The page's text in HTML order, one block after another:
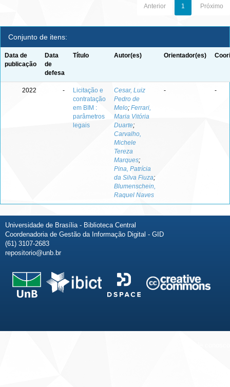
Anterior 1 Próximo
Conjunto de itens:
Data de
publicação
Data
de
defesa
Título Autor(es) Orientador(es)
2022 -
Licitação e
contratação
em BIM :
parâmetros
legais
Cesar, Luiz
Pedro de
Melo; Ferrari,
Maria Vitória
Duarte;
Carvalho,
Michele
Tereza
Marques;
Pina, Patrícia
da Silva Fiuza;
Blumenschein,
Raquel Naves
- -
Universidade de Brasília - Biblioteca Central
Coordenadoria de Gestão da Informação Digital - GID
(61) 3107-2683
repositorio@unb.br